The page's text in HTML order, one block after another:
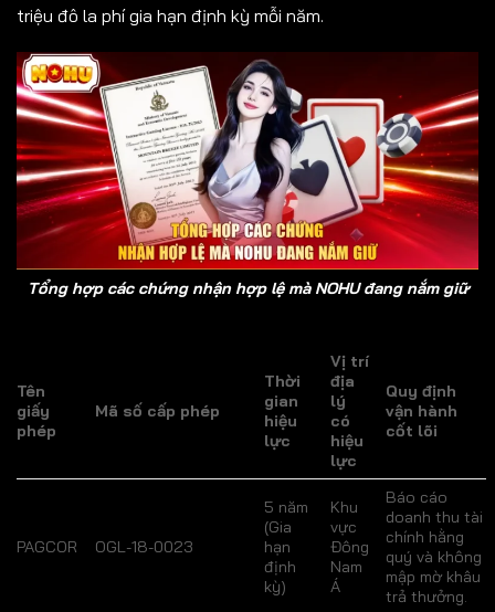
triệu đô la phí gia hạn định kỳ mỗi năm.
Tổng hợp các chứng nhận hợp lệ mà NOHU đang nắm giữ
Tên
giấy
phép
Mã số cấp phép
Thời
gian
hiệu
lực
Vị trí
địa
lý
có
hiệu
lực
Quy định
vận hành
cốt lõi
PAGCOR OGL-18-0023
5 năm
(Gia
hạn
định
kỳ)
Khu
vực
Đông
Nam
Á
Báo cáo
doanh thu tài
chính hằng
quý và không
mập mờ khâu
trả thưởng.